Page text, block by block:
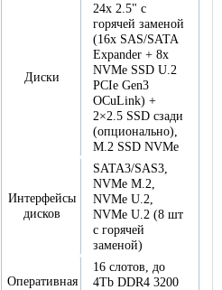
Диски
24x 2.5" с
горячей заменой
(16х SAS/SATA
Expander + 8х
NVMe SSD U.2
PCIe Gen3
OCuLink) +
2×2.5 SSD сзади
(опционально),
M.2 SSD NVMe
Интерфейсы
дисков
SATA3/SAS3,
NVMe M.2,
NVMe U.2,
NVMe U.2 (8 шт
с горячей
заменой)
Оперативная
16 слотов, до
4Tb DDR4 3200